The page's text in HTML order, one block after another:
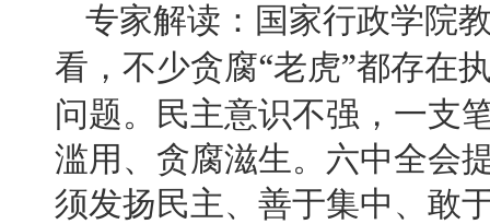
专家解读：国家行政学院
看，不少贪腐“老虎”都存在
问题。民主意识不强，一支
滥用、贪腐滋生。六中全会
须发扬民主、善于集中、敢